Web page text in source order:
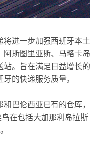
将进一步加强西班牙本土
阿斯图里亚斯、马略卡岛
站。旨在满足日益增长的
的快递服务质量。
巴伦西亚已有的仓库，
在包括大加那利岛拉斯